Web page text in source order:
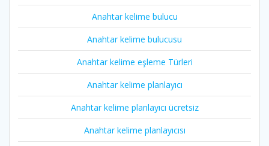
Anahtar kelime bulucu
Anahtar kelime bulucusu
Anahtar kelime eşleme Türleri
Anahtar kelime planlayıcı
Anahtar kelime planlayıcı ücretsiz
Anahtar kelime planlayıcısı